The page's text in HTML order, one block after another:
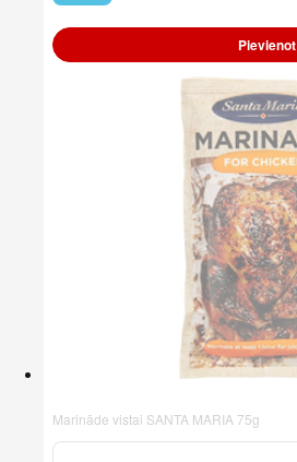
Pievienot
Marināde vistai SANTA MARIA 75g